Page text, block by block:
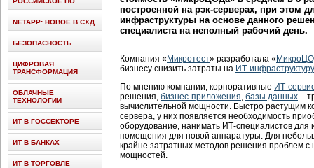
построенной на рэк-серверах, при этом
инфраструктуры на основе данного
специалиста на неполный рабочий день.
Компания « Микротест» разработала «
бизнесу снизить затраты на ИТ-инфраструктуру
По мнению компании, корпоративные ИТ-
решения, бизнес-приложения, базы данных –
вычислительной мощности. Быстро растущим
сервера, у них появляется необходимость
оборудование, нанимать ИТ-специалистов для
помещения для новой аппаратуры. Для
крайне затратных методов решения проблем
мощностей.
NETAPP: НОВОЕ В СХД
БЕЗОПАСНОСТЬ
ЦИФРОВАЯ
ТРАНСФОРМАЦИЯ
ОБЛАЧНЫЕ
ТЕХНОЛОГИИ
ИТ В ГОССЕКТОРЕ
ИТ В БАНКАХ
ИТ В ТОРГОВЛЕ